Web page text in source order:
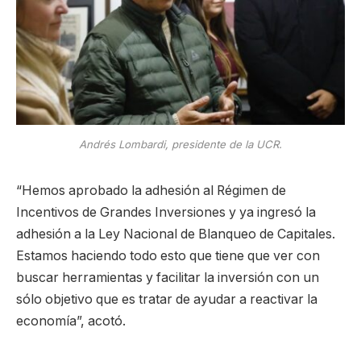
Andrés Lombardi, presidente de la UCR.
“Hemos aprobado la adhesión al Régimen de
Incentivos de Grandes Inversiones y ya ingresó la
adhesión a la Ley Nacional de Blanqueo de Capitales.
Estamos haciendo todo esto que tiene que ver con
buscar herramientas y facilitar la inversión con un
sólo objetivo que es tratar de ayudar a reactivar la
economía”, acotó.